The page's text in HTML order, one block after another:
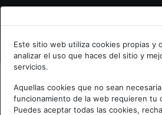
Bienvenid@ a
Escribe tu Email
Accede o regístrate con tu email.
Este sitio web utiliza cookies propias y
analizar el uso que haces del sitio y
servicios.
Aquellas cookies que no sean
funcionamiento de la web requieren tu
Puedes aceptar todas las cookies,